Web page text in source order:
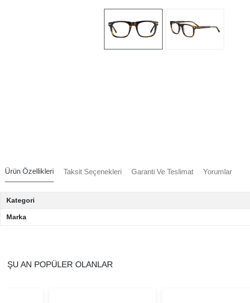
Ürün Özellikleri Taksit Seçenekleri Garanti Ve Teslimat Yorumlar
Kategori
Marka
ŞU AN POPÜLER OLANLAR